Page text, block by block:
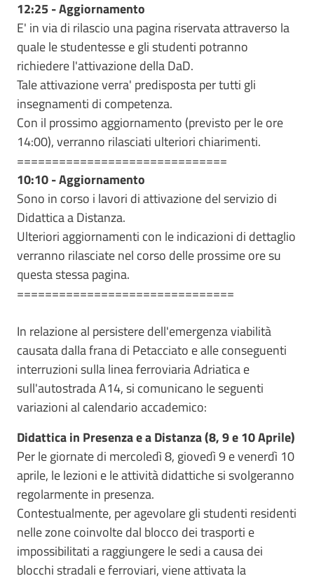
12:25 - Aggiornamento
E' in via di rilascio una pagina riservata attraverso la
quale le studentesse e gli studenti potranno
richiedere l'attivazione della DaD.
Tale attivazione verra' predisposta per tutti gli
insegnamenti di competenza.
Con il prossimo aggiornamento (previsto per le ore
14:00), verranno rilasciati ulteriori chiarimenti.
==============================
10:10 - Aggiornamento
Sono in corso i lavori di attivazione del servizio di
Didattica a Distanza.
Ulteriori aggiornamenti con le indicazioni di dettaglio
verranno rilasciate nel corso delle prossime ore su
questa stessa pagina.
===============================
In relazione al persistere dell'emergenza viabilità
causata dalla frana di Petacciato e alle conseguenti
interruzioni sulla linea ferroviaria Adriatica e
sull'autostrada A14, si comunicano le seguenti
variazioni al calendario accademico:
Didattica in Presenza e a Distanza (8, 9 e 10 Aprile)
Per le giornate di mercoledì 8, giovedì 9 e venerdì 10
aprile, le lezioni e le attività didattiche si svolgeranno
regolarmente in presenza.
Contestualmente, per agevolare gli studenti residenti
nelle zone coinvolte dal blocco dei trasporti e
impossibilitati a raggiungere le sedi a causa dei
blocchi stradali e ferroviari, viene attivata la